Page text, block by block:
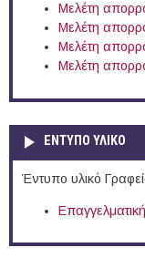
Μελέτη
Μελέτη
Μελέτη
Μελέτη
ΕΝΤΥΠΟ ΥΛΙΚΟ
Έντυπο υλικό